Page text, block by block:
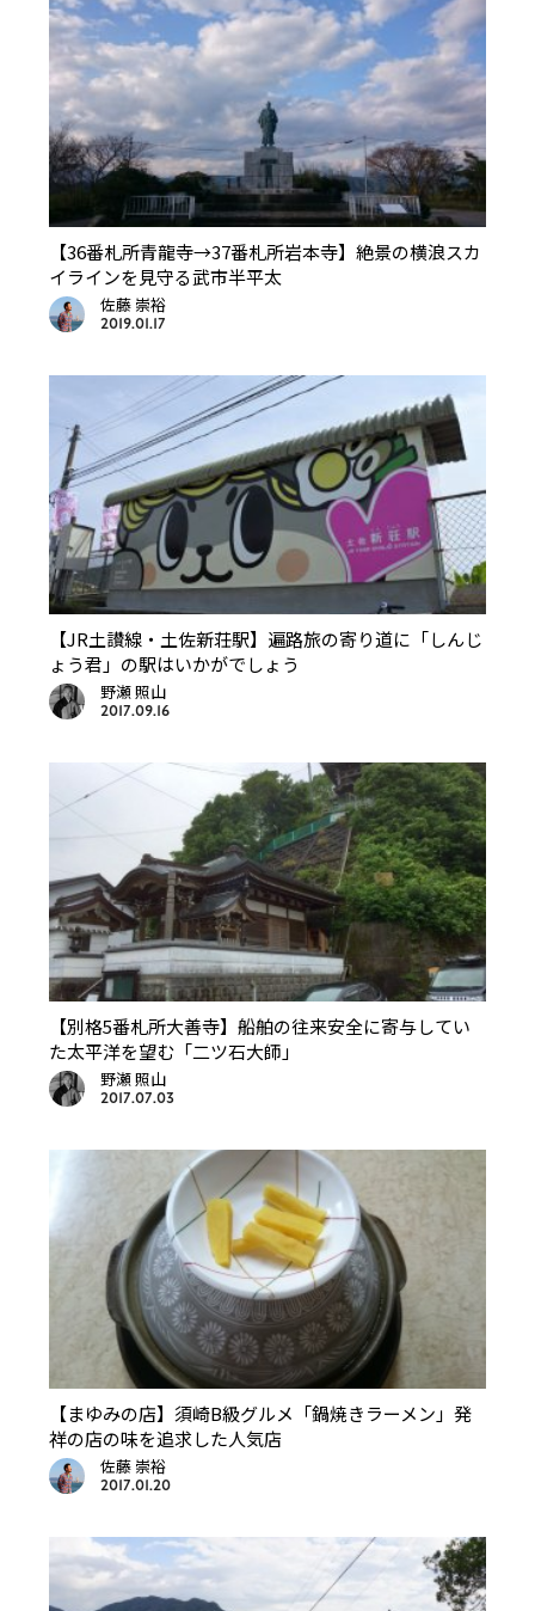
【36番札所青龍寺→37番札所岩本寺】絶景の横浪スカ
イラインを見守る武市半平太
佐藤 崇裕
2019.01.17
【JR土讃線・土佐新荘駅】遍路旅の寄り道に「しんじ
ょう君」の駅はいかがでしょう
野瀬 照山
2017.09.16
【別格5番札所大善寺】船舶の往来安全に寄与してい
た太平洋を望む「二ツ石大師」
野瀬 照山
2017.07.03
【まゆみの店】須崎B級グルメ「鍋焼きラーメン」発
祥の店の味を追求した人気店
佐藤 崇裕
2017.01.20